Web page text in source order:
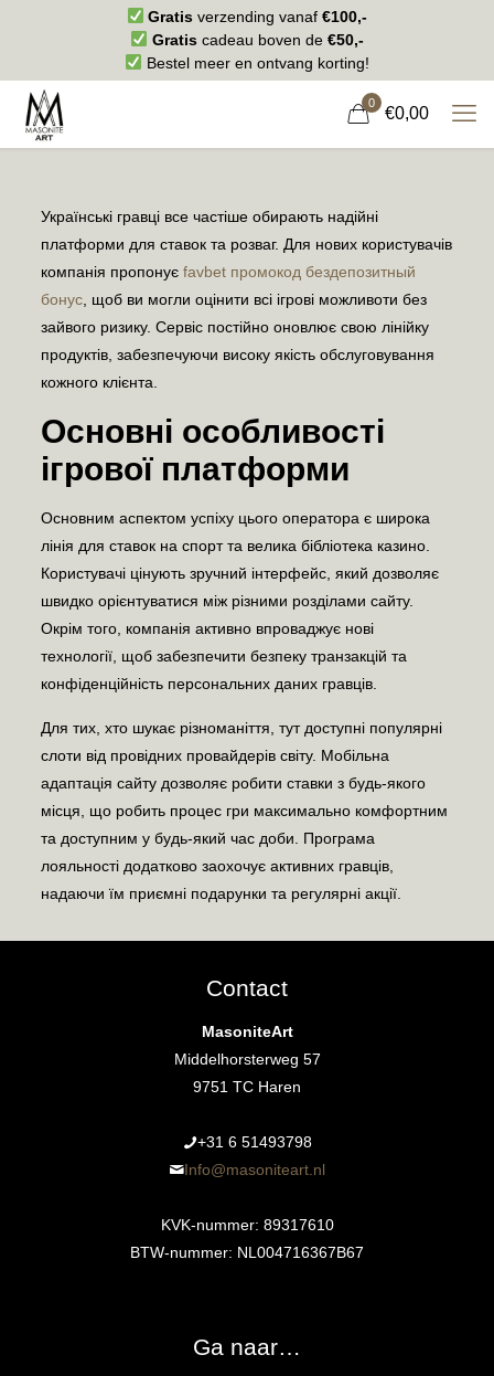
Gratis verzending vanaf€100,-
Gratiscadeau boven de €50,-
Bestel meer en ontvang korting!
0
€0,00
Українські гравці все частіше обирають надійні
платформи для ставок та розваг. Для нових користувачів
компанія пропонує favbet промокод бездепозитный
бонус, щоб ви могли оцінити всі ігрові можливоти без
зайвого ризику. Сервіс постійно оновлює свою лінійку
продуктів, забезпечуючи високу якість обслуговування
кожного клієнта.
Основні особливості
ігрової платформи
Основним аспектом успіху цього оператора є широка
лінія для ставок на спорт та велика бібліотека казино.
Користувачі цінують зручний інтерфейс, який дозволяє
швидко орієнтуватися між різними розділами сайту.
Окрім того, компанія активно впроваджує нові
технології, щоб забезпечити безпеку транзакцій та
конфіденційність персональних даних гравців.
Для тих, хто шукає різноманіття, тут доступні популярні
слоти від провідних провайдерів світу. Мобільна
адаптація сайту дозволяє робити ставки з будь-якого
місця, що робить процес гри максимально комфортним
та доступним у будь-який час доби. Програма
лояльності додатково заохочує активних гравців,
надаючи їм приємні подарунки та регулярні акції.
Contact
MasoniteArt
Middelhorsterweg 57
9751 TC Haren
+31 6 51493798‬
Info@masoniteart.nl
KVK-nummer: 89317610
BTW-nummer: NL004716367B67
Ga naar…